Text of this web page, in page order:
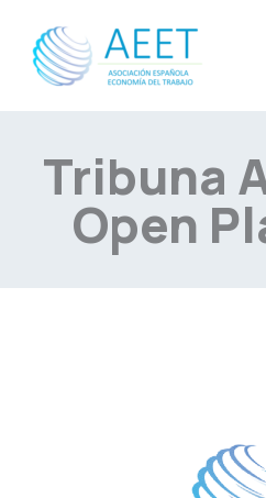
contenido
Tribuna
Open